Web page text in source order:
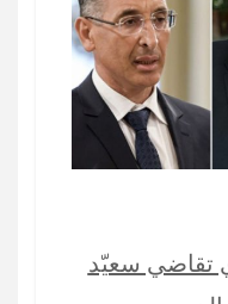
تقاضي سعيّد